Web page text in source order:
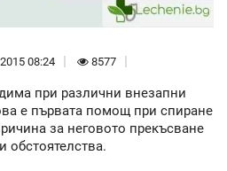
08:24 8577
при различни внезапни
е първата помощ при спиране
за неговото прекъсване
обстоятелства.